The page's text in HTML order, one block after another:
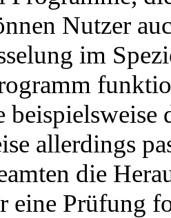
Nutzer
im
beispielsweise
allerdings
die
eine Prüfung